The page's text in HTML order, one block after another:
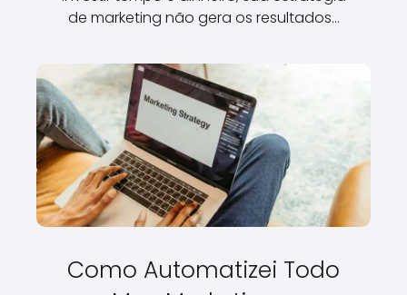
de marketing não gera os resultados…
Como Automatizei Todo